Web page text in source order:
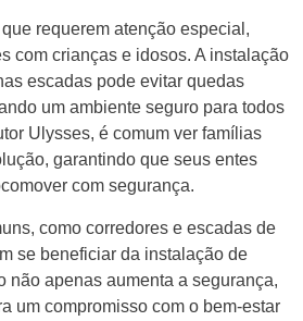
requerem atenção especial,
com crianças e idosos. A instalação
escadas pode evitar quedas
um ambiente seguro para todos
Ulysses, é comum ver famílias
garantindo que seus entes
com segurança.
como corredores e escadas de
se beneficiar da instalação de
não apenas aumenta a segurança,
um compromisso com o bem-estar